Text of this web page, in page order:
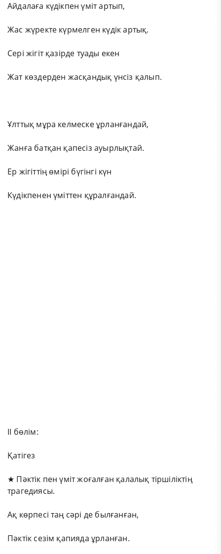
Айдалаға күдікпен үміт артып,
Жас жүректе күрмелген күдік артық.
Сері жігіт қазірде туады екен
Жат көздерден жасқандық үнсіз қалып.
Ұлттық мұра келмеске ұрланғандай,
Жанға батқан қапесіз ауырлықтай.
Ер жігіттің өмірі бүгінгі күн
Күдікпенен үміттен құралғандай.
II бөлім:
Қатігез
★ Пәктік пен үміт жоғалған қалалық тіршіліктің
трагедиясы.
Ақ көрпесі таң сәрі де былғанған,
Пәктік сезім қапияда ұрланған.